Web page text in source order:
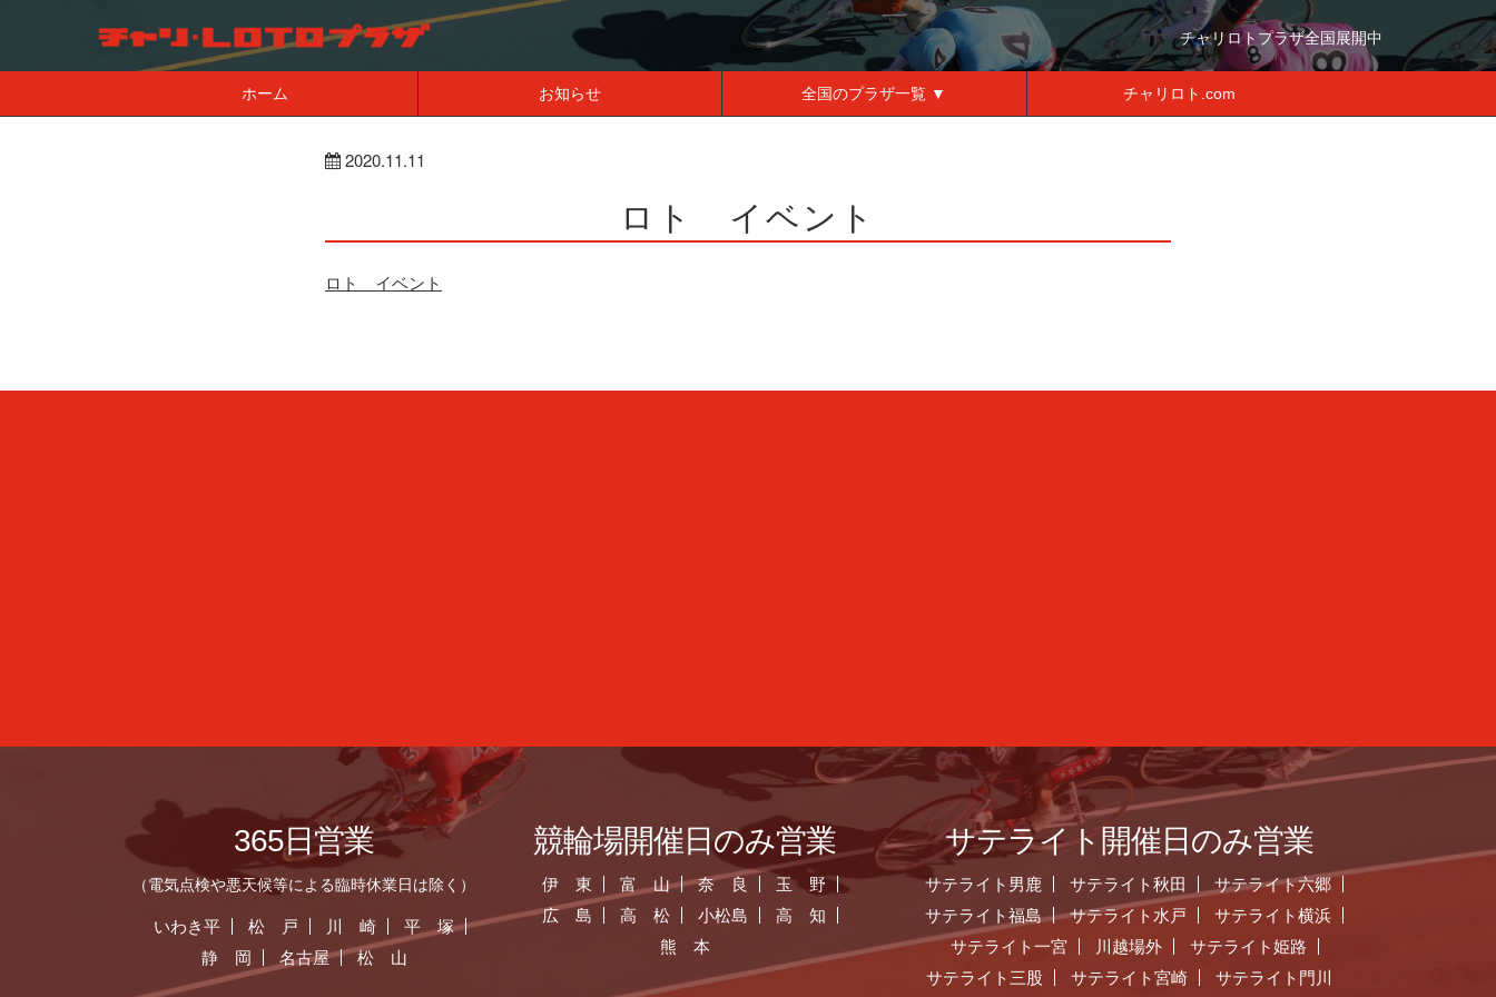
チャリロトプラザ全国展開中
ホーム お知らせ 全国のプラザ一覧 ▼ チャリロト.com
2020.11.11
ロト イベント
ロト イベント
365日営業
（電気点検や悪天候等による臨時休業日は除く）
いわき平 松 戸 川 崎
平 塚
静 岡
名古屋 松 山
競輪場開催日のみ営業
伊 東 富 山 奈 良
玉 野
広 島
高 松 小松島
高 知
熊 本
サテライト開催日のみ営業
サテライト男鹿 サテライト秋田
サテライト六郷
サテライト福島
サテライト水戸
サテライト横浜
サテライト一宮
川越場外
サテライト姫路
サテライト三股
サテライト宮崎 サテライト門川